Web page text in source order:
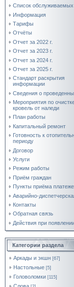
Список
Информация
Тарифы
Отчёты
Отчет за 2022 г.
Отчет за 2023 г.
Отчет за 2024 г.
Отчет за 2025 г.
Стандарт раскрытия
информации
Сведения о
Мероприятия по
кровель от наледи
План работы
Капитальный ремонт
Готовность к
периоду
Договор
Услуги
Режим работы
Приём граждан
Пункты приёма
Аварийно-
Контакты
Обратная связь
Действия при
Категории раздела
Аркады и экшн [67]
Настольные [5]
Головоломки [115]